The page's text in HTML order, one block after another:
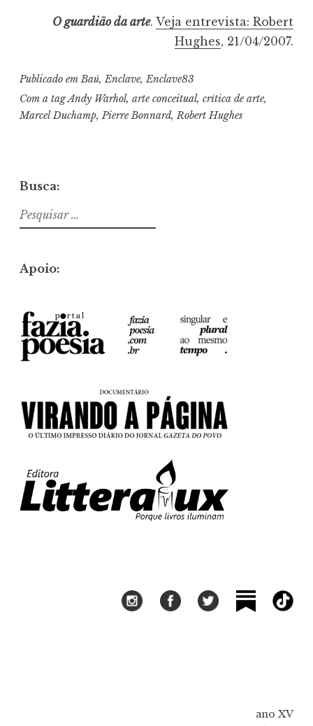
O guardião da arte. Veja entrevista: Robert
Hughes, 21/04/2007.
Publicado emBaú,Enclave,Enclave83
Com a tagAndy Warhol, arte conceitual, crítica de arte,
Marcel Duchamp, Pierre Bonnard, Robert Hughes
Busca:
Pesquisar
por:
Apoio:
ano XV